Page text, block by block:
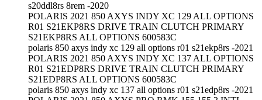
s20ddl8rs 8rem -2020
POLARIS 2021 850 AXYS INDY XC 129 ALL OPTIONS
R01 S21EKP8RS DRIVE TRAIN CLUTCH PRIMARY
S21EKP8RS ALL OPTIONS 600583C
polaris 850 axys indy xc 129 all options r01 s21ekp8rs -2021
POLARIS 2021 850 AXYS INDY XC 137 ALL OPTIONS
R01 S21EDP8RS DRIVE TRAIN CLUTCH PRIMARY
S21EDP8RS ALL OPTIONS 600583C
polaris 850 axys indy xc 137 all options r01 s21edp8rs -2021